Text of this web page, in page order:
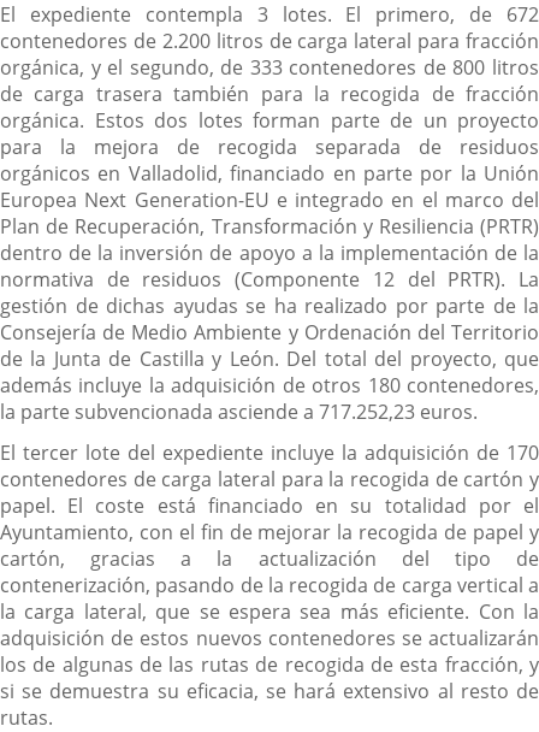
El expediente contempla 3 lotes. El primero, de 672
contenedores de 2.200 litros de carga lateral para fracción
orgánica, y el segundo, de 333 contenedores de 800 litros
de carga trasera también para la recogida de fracción
orgánica. Estos dos lotes forman parte de un proyecto
para la mejora de recogida separada de residuos
orgánicos en Valladolid, financiado en parte por la Unión
Europea Next Generation-EU e integrado en el marco del
Plan de Recuperación, Transformación y Resiliencia (PRTR)
dentro de la inversión de apoyo a la implementación de la
normativa de residuos (Componente 12 del PRTR). La
gestión de dichas ayudas se ha realizado por parte de la
Consejería de Medio Ambiente y Ordenación del Territorio
de la Junta de Castilla y León. Del total del proyecto, que
además incluye la adquisición de otros 180 contenedores,
la parte subvencionada asciende a 717.252,23 euros.
El tercer lote del expediente incluye la adquisición de 170
contenedores de carga lateral para la recogida de cartón y
papel. El coste está financiado en su totalidad por el
Ayuntamiento, con el fin de mejorar la recogida de papel y
cartón, gracias a la actualización del tipo de
contenerización, pasando de la recogida de carga vertical a
la carga lateral, que se espera sea más eficiente. Con la
adquisición de estos nuevos contenedores se actualizarán
los de algunas de las rutas de recogida de esta fracción, y
si se demuestra su eficacia, se hará extensivo al resto de
rutas.